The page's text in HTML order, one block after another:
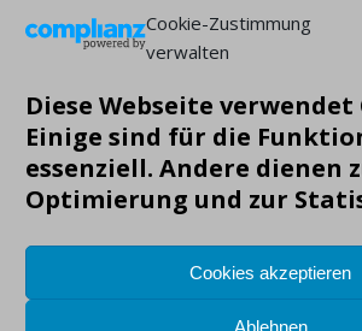
Cookie-Zustimmung
verwalten
Diese Webseite verwendet
Einige sind für die
essenziell. Andere dienen
Optimierung und zur
Cookies akzeptieren
Ablehnen